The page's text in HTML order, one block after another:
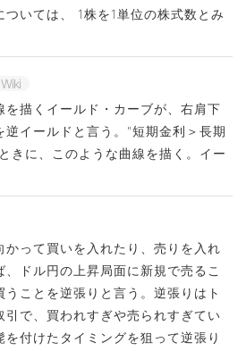
いては、 1株を1単位の株式数とみ
Wiki
を描くイールド・カーブが、右肩下
イールドと言う。"短期金利＞長期
きに、このような曲線を描く。イー
かって買いを入れたり、売りを入れ
ドル円の上昇局面に新規で売るこ
うことを逆張りと言う。逆張りはト
引で、買われすぎや売られすぎてい
付けたタイミングを狙って逆張り